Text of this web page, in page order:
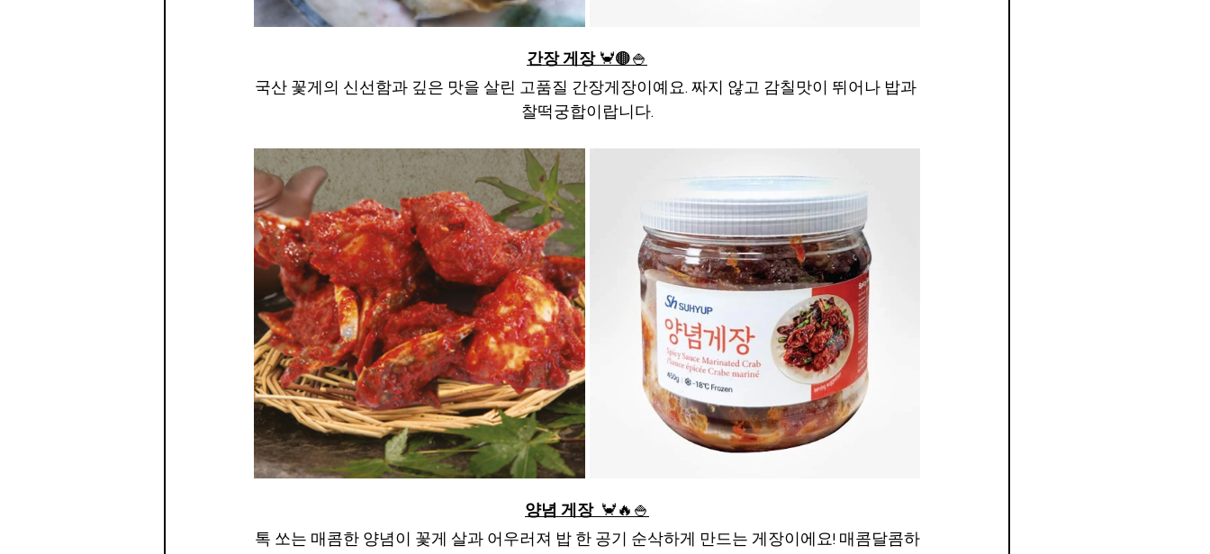
간장 게장 🦀🟤🍚
국산 꽃게의 신선함과 깊은 맛을 살린 고품질 간장게장이예요. 짜지 않고 감칠맛이 뛰어나 밥과
찰떡궁합이랍니다.
양념 게장 🦀🔥🍚
톡 쏘는 매콤한 양념이 꽃게 살과 어우러져 밥 한 공기 순삭하게 만드는 게장이에요! 매콤달콤하